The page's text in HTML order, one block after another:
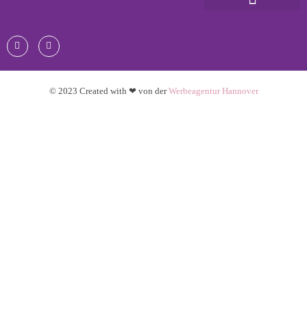
© 2023 Created with ❤ von derWerbeagentur Hannover